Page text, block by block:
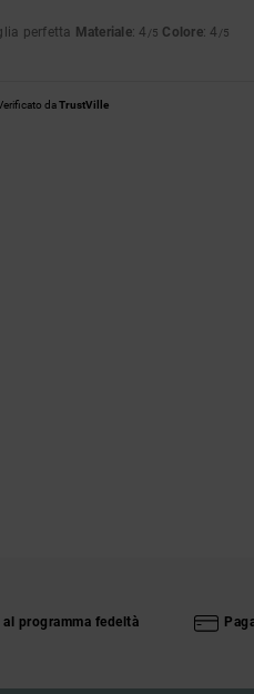
perfetta Materiale: 4 /5 Colore: 4 /5
daTrustVille
programma fedeltà